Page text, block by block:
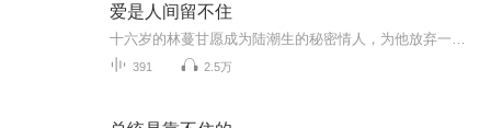
爱是人间留不住
391 2.5万